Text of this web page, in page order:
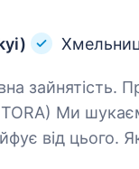
консультант у магазин
Ми
від цього.